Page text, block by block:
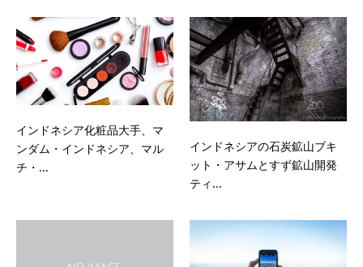
インドネシア化粧品大手、マ
ンダム・インドネシア、マル
チ・...
インドネシアの石炭鉱山ブキ
ット・アサムとすず鉱山開発
ティ...